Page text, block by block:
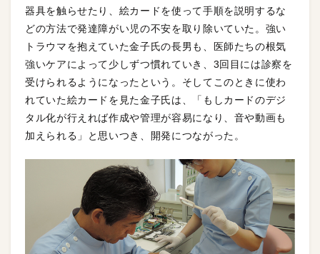
器具を触らせたり、絵カードを使って手順を説明するな
どの方法で発達障がい児の不安を取り除いていた。強い
トラウマを抱えていた金子氏の長男も、医師たちの根気
強いケアによって少しずつ慣れていき、3回目には診察を
受けられるようになったという。そしてこのときに使わ
れていた絵カードを見た金子氏は、「もしカードのデジ
タル化が行えれば作成や管理が容易になり、音や動画も
加えられる」と思いつき、開発につながった。